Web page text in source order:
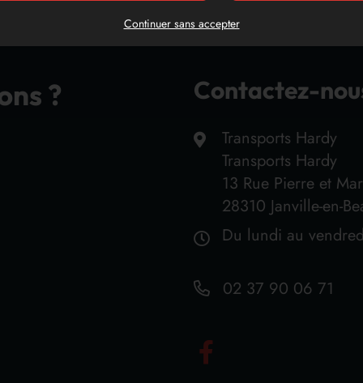
? Contactez-
Transports Hardy
Transports Hardy
13 Rue Pierre et
28310 Janville-en-
Du lundi au
02 37 90 06 71
Continuer sans accepter